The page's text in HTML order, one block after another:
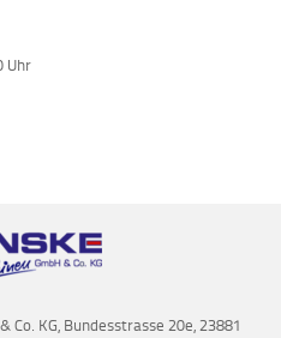
Uhr
Co. KG, Bundesstrasse 20e, 23881